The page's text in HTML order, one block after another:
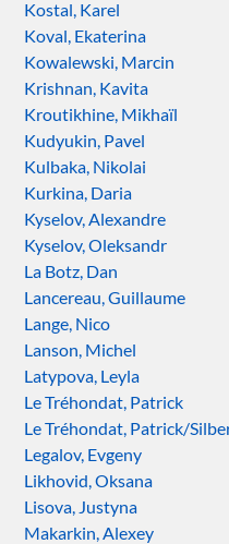
Kostal, Karel
Koval, Ekaterina
Kowalewski, Marcin
Krishnan, Kavita
Kroutikhine, Mikhaïl
Kudyukin, Pavel
Kulbaka, Nikolai
Kurkina, Daria
Kyselov, Alexandre
Kyselov, Oleksandr
La Botz, Dan
Lancereau, Guillaume
Lange, Nico
Lanson, Michel
Latypova, Leyla
Le Tréhondat, Patrick
Le Tréhondat, Patrick/
Legalov, Evgeny
Likhovid, Oksana
Lisova, Justyna
Makarkin, Alexey